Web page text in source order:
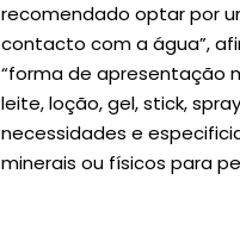
recomendado optar por
contacto com a água”,
“forma de apresentação
leite, loção, gel, stick,
necessidades e
minerais ou físicos para